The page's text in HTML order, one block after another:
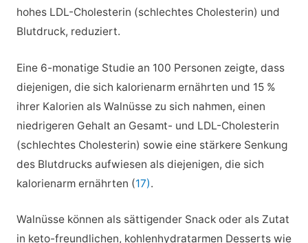
hohes LDL-Cholesterin (schlechtes Cholesterin) und
Blutdruck, reduziert.
Eine 6-monatige Studie an 100 Personen zeigte, dass
diejenigen, die sich kalorienarm ernährten und 15 %
ihrer Kalorien als Walnüsse zu sich nahmen, einen
niedrigeren Gehalt an Gesamt- und LDL-Cholesterin
(schlechtes Cholesterin) sowie eine stärkere Senkung
des Blutdrucks aufwiesen als diejenigen, die sich
kalorienarm ernährten (17).
Walnüsse können als sättigender Snack oder als Zutat
in keto-freundlichen, kohlenhydratarmen Desserts wie